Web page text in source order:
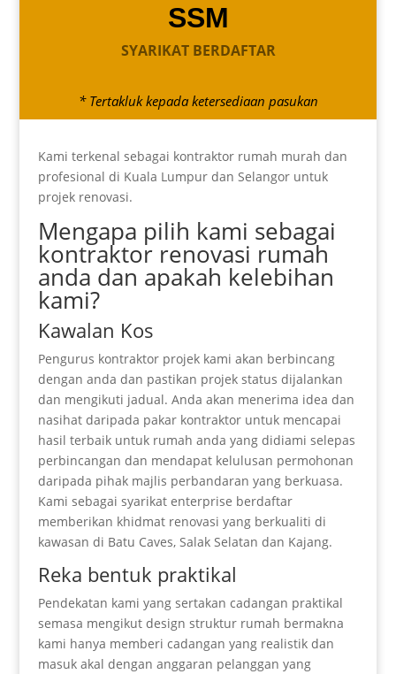
SSM
SYARIKAT BERDAFTAR
* Tertakluk kepada ketersediaan pasukan
Kami terkenal sebagai kontraktor rumah murah dan
profesional di Kuala Lumpur dan Selangor untuk
projek renovasi.
Mengapa pilih kami sebagai
kontraktor renovasi rumah
anda dan apakah kelebihan
kami?
Kawalan Kos
Pengurus kontraktor projek kami akan berbincang
dengan anda dan pastikan projek status dijalankan
dan mengikuti jadual. Anda akan menerima idea dan
nasihat daripada pakar kontraktor untuk mencapai
hasil terbaik untuk rumah anda yang didiami selepas
perbincangan dan mendapat kelulusan permohonan
daripada pihak majlis perbandaran yang berkuasa.
Kami sebagai syarikat enterprise berdaftar
memberikan khidmat renovasi yang berkualiti di
kawasan di Batu Caves, Salak Selatan dan Kajang.
Reka bentuk praktikal
Pendekatan kami yang sertakan cadangan praktikal
semasa mengikut design struktur rumah bermakna
kami hanya memberi cadangan yang realistik dan
masuk akal dengan anggaran pelanggan yang